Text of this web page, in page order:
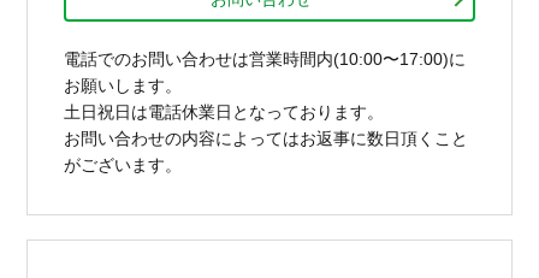
電話でのお問い合わせは営業時間内(10:00〜17:00)に
お願いします。
土日祝日は電話休業日となっております。
お問い合わせの内容によってはお返事に数日頂くこと
がございます。